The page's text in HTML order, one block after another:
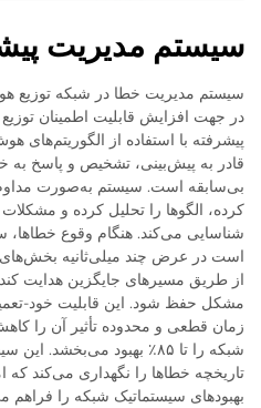
سیستم مدیریت
سیستم مدیریت خطا در شبکه توزیع
در جهت افزایش قابلیت اطمینان
پیشرفته با استفاده از
قادر به پیش‌بینی، تشخیص و پاسخ
بی‌سابقه است. سیستم به‌صورت مداوم
کرده، الگوها را تحلیل کرده و مشکلات
شناسایی می‌کند. هنگام وقوع خطاها،
است در عرض چند میلی‌ثانیه بخش‌های
از طریق مسیرهای جایگزین هدایت
مشکل حفظ شود. این قابلیت خود-
زمان قطعی و محدوده تأثیر آن را
شبکه را تا ۸۵٪ بهبود می‌بخشد.
تاریخچه خطاها را نگهداری می‌کند که
بهبودهای سیستماتیک شبکه را فراهم